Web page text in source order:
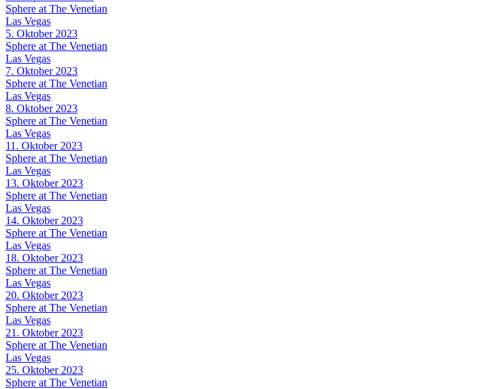
Sphere at The Venetian
Las Vegas
5. Oktober 2023
Sphere at The Venetian
Las Vegas
7. Oktober 2023
Sphere at The Venetian
Las Vegas
8. Oktober 2023
Sphere at The Venetian
Las Vegas
11. Oktober 2023
Sphere at The Venetian
Las Vegas
13. Oktober 2023
Sphere at The Venetian
Las Vegas
14. Oktober 2023
Sphere at The Venetian
Las Vegas
18. Oktober 2023
Sphere at The Venetian
Las Vegas
20. Oktober 2023
Sphere at The Venetian
Las Vegas
21. Oktober 2023
Sphere at The Venetian
Las Vegas
25. Oktober 2023
Sphere at The Venetian